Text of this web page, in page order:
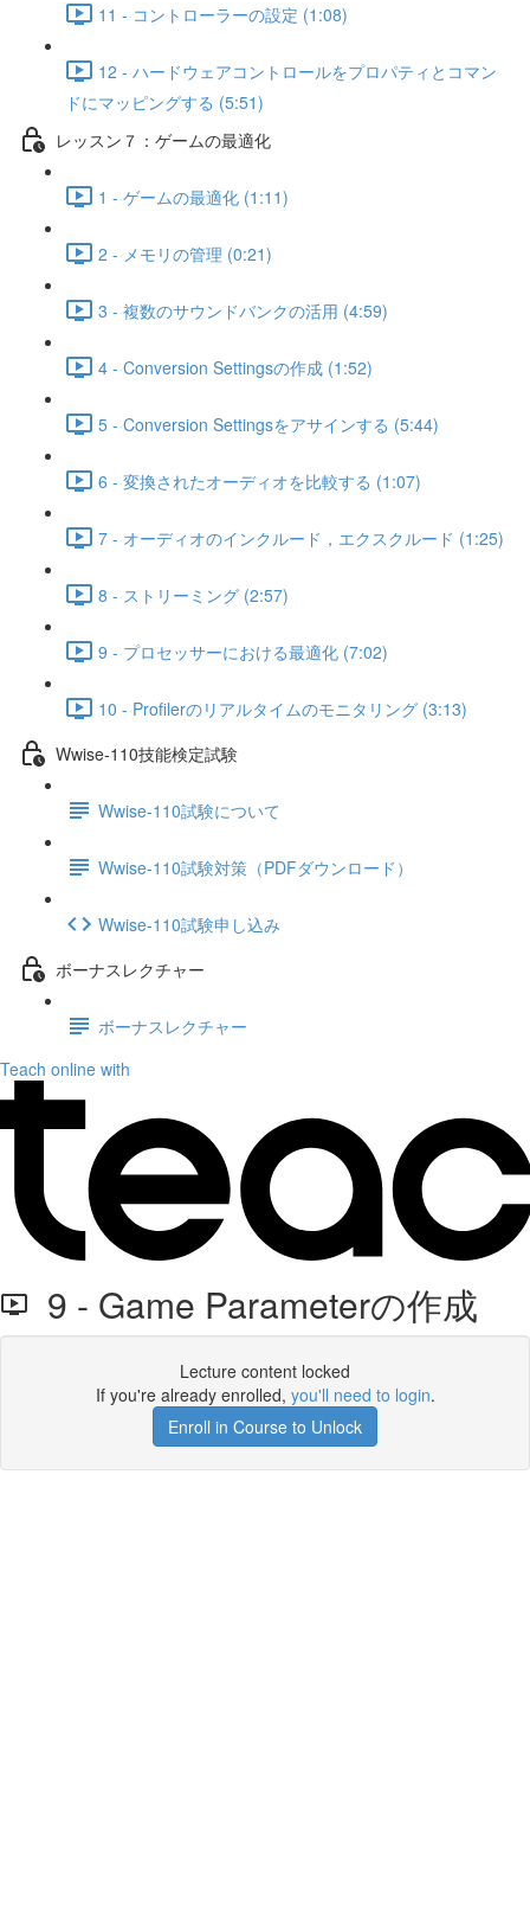
11 - コントローラーの設定 (1:08)
12 - ハードウェアコントロールをプロパティとコマン
ドにマッピングする (5:51)
レッスン７：ゲームの最適化
1 - ゲームの最適化 (1:11)
2 - メモリの管理 (0:21)
3 - 複数のサウンドバンクの活用 (4:59)
4 - Conversion Settingsの作成 (1:52)
5 - Conversion Settingsをアサインする (5:44)
6 - 変換されたオーディオを比較する (1:07)
7 - オーディオのインクルード，エクスクルード (1:25)
8 - ストリーミング (2:57)
9 - プロセッサーにおける最適化 (7:02)
10 - Profilerのリアルタイムのモニタリング (3:13)
Wwise-110技能検定試験
Wwise-110試験について
Wwise-110試験対策（PDFダウンロード）
Wwise-110試験申し込み
ボーナスレクチャー
ボーナスレクチャー
Teach online with
9 - Game Parameterの作成
Lecture content locked
If you're already enrolled, you'll need to login.
Enroll in Course to Unlock